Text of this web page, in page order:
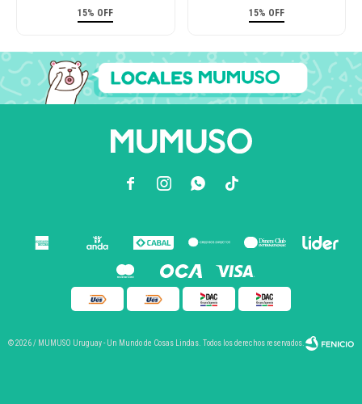
15% OFF 15% OFF
  
© 2026 / MUMUSO Uruguay - Un Mundo de Cosas Lindas. Todos los derechos reservados.